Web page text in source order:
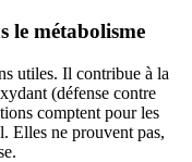
le métabolisme
utiles. Il contribue à la
(défense contre
comptent pour les
Elles ne prouvent pas,